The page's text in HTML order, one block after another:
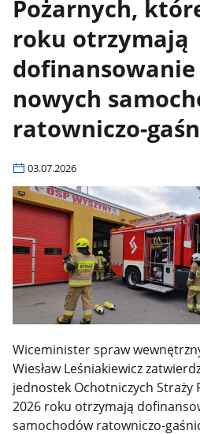
Pożarnych,
roku otrzymają
nowych
ratowniczo-
03.07.2026
Wiceminister spraw
Wiesław Leśniakiewicz
jednostek Ochotniczych Straży
2026 roku otrzymają
samochodów ratowniczo-